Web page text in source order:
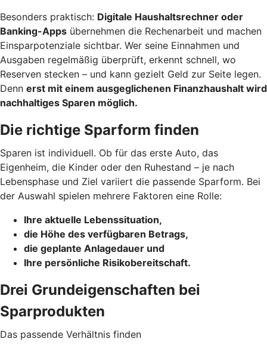
Besonders praktisch: Digitale Haushaltsrechner oder
Banking-Apps übernehmen die Rechenarbeit und machen
Einsparpotenziale sichtbar. Wer seine Einnahmen und
Ausgaben regelmäßig überprüft, erkennt schnell, wo
Reserven stecken – und kann gezielt Geld zur Seite legen.
Denn erst mit einem ausgeglichenen Finanzhaushalt wird
nachhaltiges Sparen möglich.
Die richtige Sparform finden
Sparen ist individuell. Ob für das erste Auto, das
Eigenheim, die Kinder oder den Ruhestand – je nach
Lebensphase und Ziel variiert die passende Sparform. Bei
der Auswahl spielen mehrere Faktoren eine Rolle:
Ihre aktuelle Lebenssituation,
die Höhe des verfügbaren Betrags,
die geplante Anlagedauer und
Ihre persönliche Risikobereitschaft.
Drei Grundeigenschaften bei
Sparprodukten
Das passende Verhältnis finden